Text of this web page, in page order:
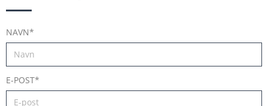
NAVN*
E-POST*